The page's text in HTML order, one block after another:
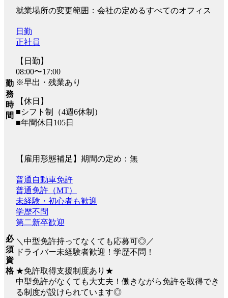
就業場所の変更範囲：会社の定めるすべてのオフィス
勤
務
時
間
日勤
正社員
【日勤】
08:00〜17:00
※早出・残業あり
【休日】
■シフト制（4週6休制）
■年間休日105日
【雇用形態補足】期間の定め：無
必
須
資
格
普通自動車免許
普通免許（MT）
未経験・初心者も歓迎
学歴不問
第二新卒歓迎
＼中型免許持ってなくても応募可◎／
ドライバー未経験者歓迎！学歴不問！
★免許取得支援制度あり★
中型免許がなくても大丈夫！働きながら免許を取得でき
る制度が設けられています◎